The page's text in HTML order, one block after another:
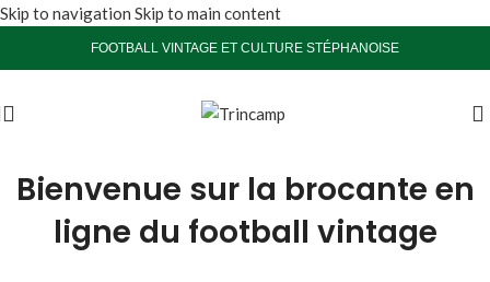
Skip to navigation Skip to main content
FOOTBALL VINTAGE ET CULTURE STÉPHANOISE
Bienvenue sur la brocante en
ligne du football vintage